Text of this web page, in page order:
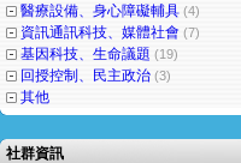
醫療設備、身心障礙輔具 (4)
資訊通訊科技、媒體社會 (7)
基因科技、生命議題 (19)
回授控制、民主政治 (3)
其他
社群資訊